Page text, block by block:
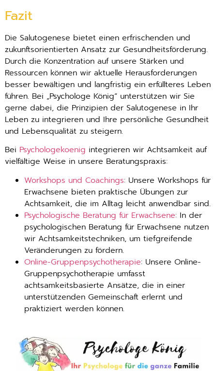
Fazit
Die Salutogenese bietet einen erfrischenden und
zukunftsorientierten Ansatz zur Gesundheitsförderung.
Durch die Konzentration auf unsere Stärken und
Ressourcen können wir aktuelle Herausforderungen
besser bewältigen und langfristig ein erfüllteres Leben
führen. Bei „Psychologe König“ unterstützen wir Sie
gerne dabei, die Prinzipien der Salutogenese in Ihr
Leben zu integrieren und Ihre persönliche Gesundheit
und Lebensqualität zu steigern.
Bei Psychologekoenig integrieren wir Achtsamkeit auf
vielfältige Weise in unsere Beratungspraxis:
Workshops und Coachings: Unsere Workshops für
Erwachsene bieten praktische Übungen zur
Achtsamkeit, die im Alltag leicht anwendbar sind.
Psychologische Beratung für Erwachsene: In der
psychologischen Beratung für Erwachsene nutzen
wir Achtsamkeitstechniken, um tiefgreifende
Veränderungen zu fördern.
Online-Gruppenpsychotherapie: Unsere Online-
Gruppenpsychotherapie umfasst
achtsamkeitsbasierte Ansätze, die in einer
unterstützenden Gemeinschaft erlernt und
praktiziert werden können.